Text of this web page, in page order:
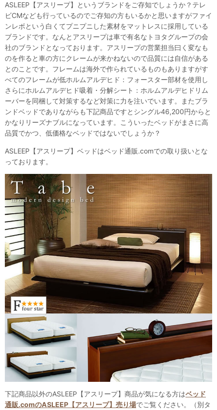
ASLEEP【アスリープ】というブランドをご存知でしょうか？テレ
ビCMなども行っているのでご存知の方もいるかと思いますがファイ
ンレボという白くてプニプニした素材をマットレスに採用している
ブランドです。なんとアスリープは車で有名なトヨタグループの会
社のブランドとなっております。アスリープの営業担当曰く変なも
のを作ると車の方にクレームが来かねないので品質には自信がある
とのことです。フレームは海外で作られているものもありますがす
べてのフレームが低ホルムアルデヒド：フォースター部材を使用し
さらにホルムアルデヒド吸着・分解シート：ホルムアルデヒドリム
ーバーを同梱して対策するなど対策に力を注いでいます。またブラ
ンドベッドでありながらも下記商品ですとシングル46,200円からと
かなりリーズナブルになっています。こういったベッドがまさに高
品質でかつ、低価格なベッドではないでしょうか？
ASLEEP【アスリープ】ベッドはベッド通販.comでの取り扱いとな
っております。
下記商品以外のASLEEP【アスリープ】商品が気になる方はベッド
通販.comのASLEEP【アスリープ】売り場でご覧ください。（別タ